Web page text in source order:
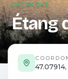
LACANCHE
Étang
47.07914,